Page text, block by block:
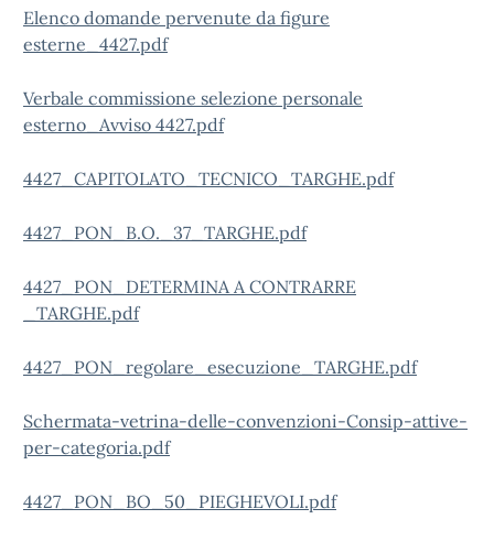
Elenco domande pervenute da figure
esterne_4427.pdf
Verbale commissione selezione personale
esterno_Avviso 4427.pdf
4427_CAPITOLATO_TECNICO_TARGHE.pdf
4427_PON_B.O._37_TARGHE.pdf
4427_PON_DETERMINA A CONTRARRE
_TARGHE.pdf
4427_PON_regolare_esecuzione_TARGHE.pdf
Schermata-vetrina-delle-convenzioni-Consip-attive-
per-categoria.pdf
4427_PON_BO_50_PIEGHEVOLI.pdf